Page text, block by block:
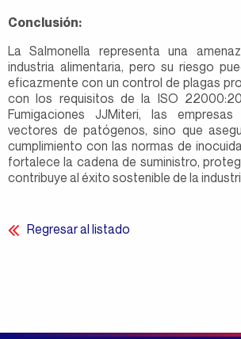
Conclusión:
La Salmonella representa una
industria alimentaria, pero su riesgo
eficazmente con un control de plagas
con los requisitos de la ISO
Fumigaciones JJMiteri, las
vectores de patógenos, sino que
cumplimiento con las normas de
fortalece la cadena de suministro,
contribuye al éxito sostenible de la
Regresar al listado